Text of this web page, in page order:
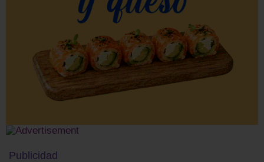
Publicidad